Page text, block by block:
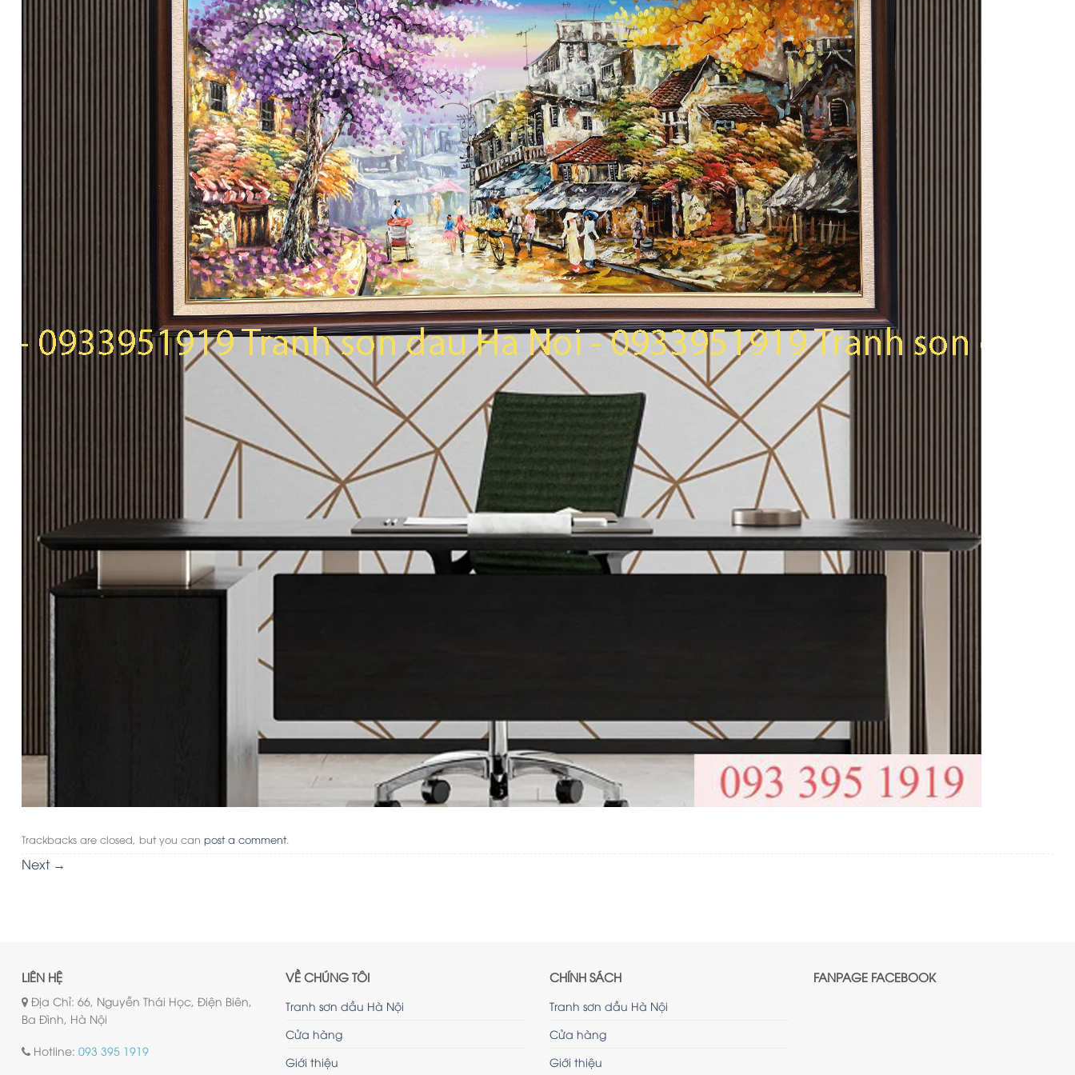
Trackbacks are closed, but you can post a comment.
Next →
LIÊN HỆ
Địa Chỉ: 66, Nguyễn Thái Học, Điện Biên,
Ba Đình, Hà Nội
Hotline: 093 395 1919
VỀ CHÚNG TÔI
Tranh sơn dầu Hà Nội
Cửa hàng
Giới thiệu
CHÍNH SÁCH
Tranh sơn dầu Hà Nội
Cửa hàng
Giới thiệu
FANPAGE FACEBOOK